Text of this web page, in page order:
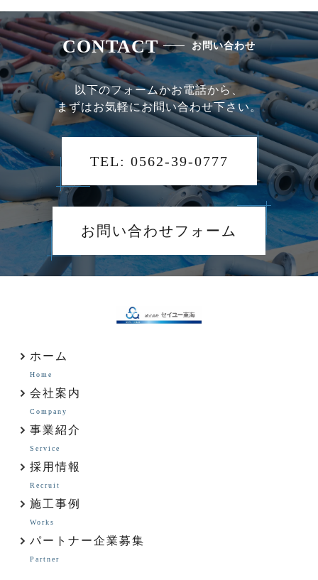
CONTACT お問い合わせ
以下のフォームかお電話から、
まずはお気軽にお問い合わせ下さい。
TEL: 0562-39-0777
お問い合わせフォーム
ホーム
Home
会社案内
Company
事業紹介
Service
採用情報
Recruit
施工事例
Works
パートナー企業募集
Partner